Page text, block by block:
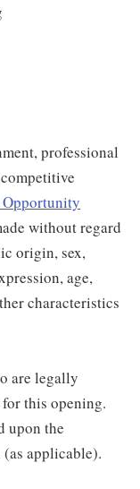
professional
without regard
origin, sex,
age,
characteristics
are legally
this opening.
upon the
applicable).